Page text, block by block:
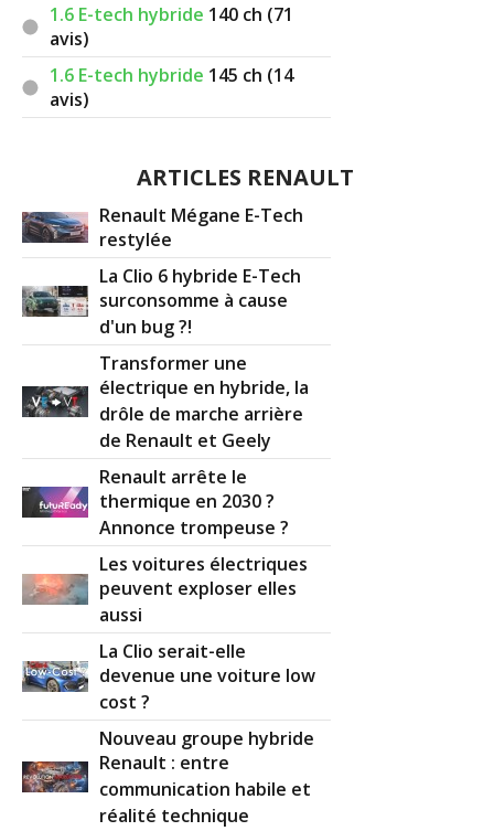
1.6 E-tech hybride 140 ch (71
avis)
1.6 E-tech hybride 145 ch (14
avis)
ARTICLES RENAULT
Renault Mégane E-Tech
restylée
La Clio 6 hybride E-Tech
surconsomme à cause
d'un bug ?!
Transformer une
électrique en hybride, la
drôle de marche arrière
de Renault et Geely
Renault arrête le
thermique en 2030 ?
Annonce trompeuse ?
Les voitures électriques
peuvent exploser elles
aussi
La Clio serait-elle
devenue une voiture low
cost ?
Nouveau groupe hybride
Renault : entre
communication habile et
réalité technique